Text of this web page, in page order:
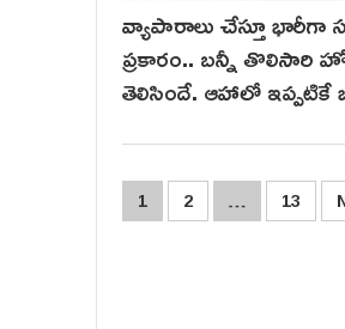
వ్యాపారాలు చేస్తూ భారీగా
ప్ర‌కారం.. బ‌న్నీ తొలిసారి
తెలిసిందే. ఆహాలో ఇప్పటికే
Posts
1 2 … 13